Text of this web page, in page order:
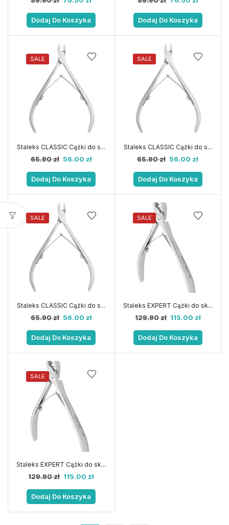
Dodaj Do Koszyka Dodaj Do Koszyka
SALE
Staleks CLASSIC Cążki do s...
65.90zł 56.00 zł
Dodaj Do Koszyka
SALE
Staleks CLASSIC Cążki do s...
65.90zł 56.00 zł
Dodaj Do Koszyka
SALE
Staleks CLASSIC Cążki do s...
65.90zł 56.00 zł
Dodaj Do Koszyka
SALE
Staleks EXPERT Cążki do sk...
129.90zł 115.00 zł
Dodaj Do Koszyka
SALE
Staleks EXPERT Cążki do sk...
129.90zł 115.00 zł
Dodaj Do Koszyka